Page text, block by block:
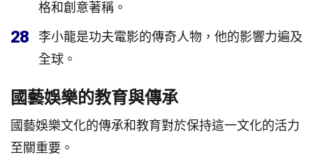
格和創意著稱。
28
李小龍是功夫電影的傳奇人物，他的影響力遍及
全球。
國藝娛樂的教育與傳承
國藝娛樂文化的傳承和教育對於保持這一文化的活力
至關重要。